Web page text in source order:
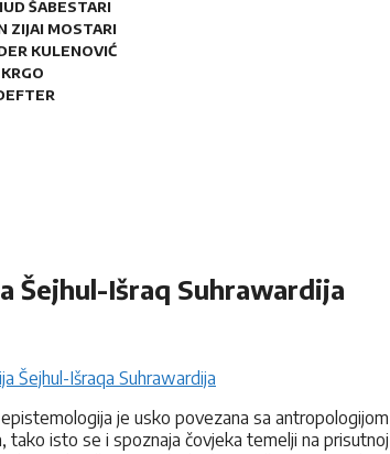
ŠABESTARI
ZIJAI MOSTARI
KULENOVIĆ
Šejhul-Išraq Suhrawardija
Šejhul-Išraqa Suhrawardija
je usko povezana sa
tako isto se i spoznaja čovjeka temelji na